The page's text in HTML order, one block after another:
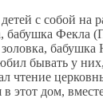
с собой на
бабушка Фекла
бабушка
бывать у
чтение
этот дом,